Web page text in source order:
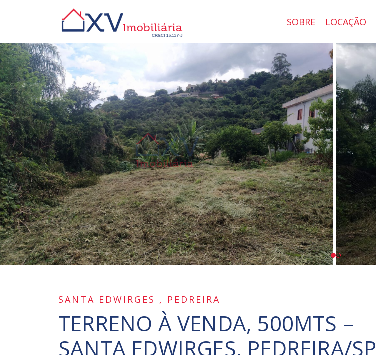
SOBRE LOCAÇÃO
SANTA EDWIRGES , PEDREIRA
TERRENO À VENDA, 500MTS –
SANTA EDWIRGES, PEDREIRA/SP